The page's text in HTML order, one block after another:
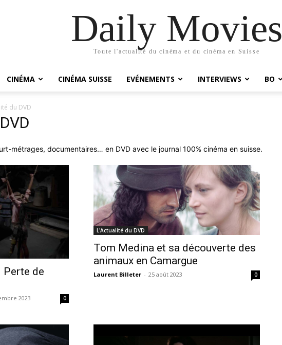
Daily Movies
Toute l'actualité du cinéma et du cinéma en Suisse
CINÉMA CINÉMA SUISSE EVÉNEMENTS INTERVIEWS BO
du DVD
métrages, documentaires… en DVD avec le journal 100% cinéma en suisse.
Perte de
2023 0
L'Actualité du DVD
Tom Medina et sa découverte des
animaux en Camargue
Laurent Billeter - 25 août 2023 0